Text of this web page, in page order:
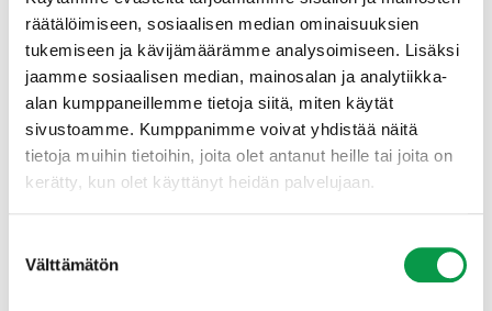
räätälöimiseen, sosiaalisen median ominaisuuksien
tukemiseen ja kävijämäärämme analysoimiseen. Lisäksi
jaamme sosiaalisen median, mainosalan ja analytiikka-
alan kumppaneillemme tietoja siitä, miten käytät
sivustoamme. Kumppanimme voivat yhdistää näitä
tietoja muihin tietoihin, joita olet antanut heille tai joita on
kerätty, kun olet käyttänyt heidän palvelujaan.
valinta
Välttämätön
metsäammattilaiselle tapaamisen yhteydessä.
Talousmetsien luonnonhoidon hyödyt ja
kustannukset (pdf)– Monimetsä-hankkeessa
tuotettu julkaisu yleisimmistä luonnonhoidon
keinoista, niiden hyödyistä, kustannuksista ja
toteutuksesta metsänomistajien päätöksenteon tueksi.
Raporttiin on koottu tietoa talousmetsien
luonnonhoidon kehittämistarpeista. Raportti auttaa